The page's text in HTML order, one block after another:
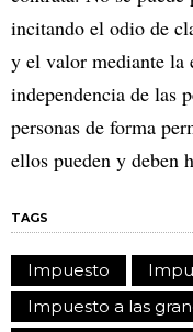
incitando el odio de
y el valor mediante
independencia de las
personas de forma
ellos pueden y deben
TAGS
Impuesto
Impuesto a las